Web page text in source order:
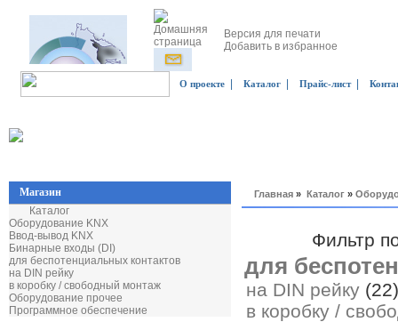
Версия для печати
Добавить в избранное
О проекте Каталог Прайс-лист|
Магазин
Каталог
Оборудование KNX
Ввод-вывод KNX
Бинарные входы (DI)
для беспотенциальных контактов
на DIN рейку
в коробку / свободный монтаж
Оборудование прочее
Программное обеспечение
Главная » Каталог »
Фильтр
для
на DIN рейку (22)
в коробку /